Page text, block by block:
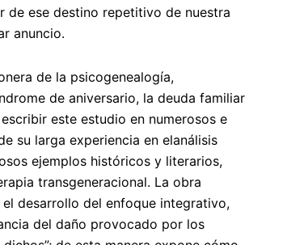
de ese destino repetitivo de nuestra
anuncio.
de la psicogenealogía,
de aniversario, la deuda familiar
este estudio en numerosos e
su larga experiencia en elanálisis
ejemplos históricos y literarios,
transgeneracional. La obra
desarrollo del enfoque integrativo,
del daño provocado por los